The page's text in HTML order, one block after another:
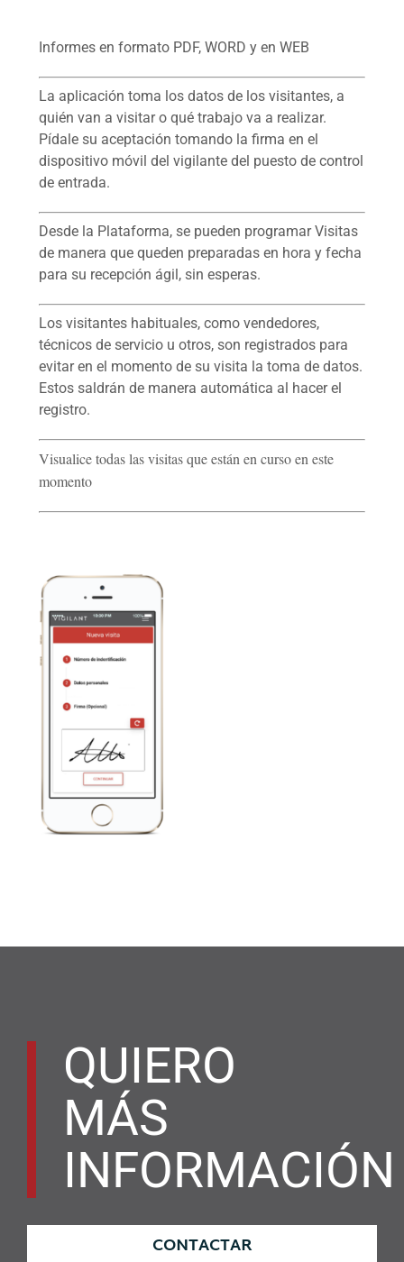
Informes en formato PDF, WORD y en WEB
La aplicación toma los datos de los visitantes, a
quién van a visitar o qué trabajo va a realizar.
Pídale su aceptación tomando la firma en el
dispositivo móvil del vigilante del puesto de control
de entrada.
Desde la Plataforma, se pueden programar Visitas
de manera que queden preparadas en hora y fecha
para su recepción ágil, sin esperas.
Los visitantes habituales, como vendedores,
técnicos de servicio u otros, son registrados para
evitar en el momento de su visita la toma de datos.
Estos saldrán de manera automática al hacer el
registro.
Visualice todas las visitas que están en curso en este
momento
QUIERO
MÁS
INFORMACIÓN
CONTACTAR